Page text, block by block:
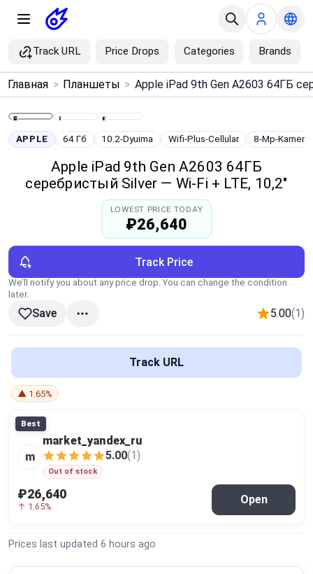
Track URL Price Drops Categories Brands
Menu ×
Home
Categories
Brands
Global Price Tracker
Compare
Plans & Pricing
Главная > Планшеты >
APPLE 64 Гб 10.2-Dyuima Wifi-Plus-Cellular 8-Mp-Kamera
Apple iPad 9th Gen A2603 64ГБ
серебристый Silver — Wi‑Fi + LTE, 10,2"
LOWEST PRICE TODAY
₽26,640
Track Price
We’ll notify you about any price drop. You can change the condition
later.
Save 5.00(1)
Track URL
▲ 1.65%
Best
m
market_yandex_ru
5.00(1)
Out of stock
₽26,640
↑ 1.65%
Open
Prices last updated 6 hours ago